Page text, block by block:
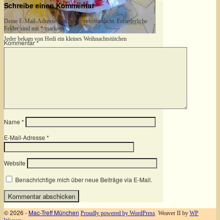
Jeder bekam von Hedi ein kleines Weihnachtstütchen
Schreibe einen Kommentar
Deine E-Mail-Adresse wird nicht veröffentlicht. Erforderliche
Felder sind mit*markiert
Kommentar*
Name *
E-Mail-Adresse *
Website
Benachrichtige mich über neue Beiträge via E-Mail.
© 2026 -Mac-Treff München Proudly powered by WordPress Weaver II by WP